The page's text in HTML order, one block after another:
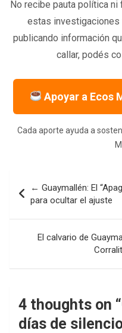
No recibe pauta política ni
estas investigaciones
publicando información
callar, podés
Apoyar a Ecos
Cada aporte ayuda a
de
entradas
← Guaymallén: El
para ocultar el ajuste
El calvario de
4 thoughts on “
días de